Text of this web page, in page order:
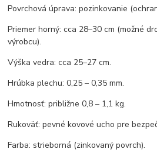
Povrchová úprava: pozinkovanie
Priemer horný: cca 28–30 cm (možné
výrobcu).
Výška vedra: cca 25–27 cm.
Hrúbka plechu: 0,25 – 0,35 mm.
Hmotnosť: približne 0,8 – 1,1 kg.
Rukoväť: pevné kovové ucho pre
Farba: strieborná (zinkovaný povrch).